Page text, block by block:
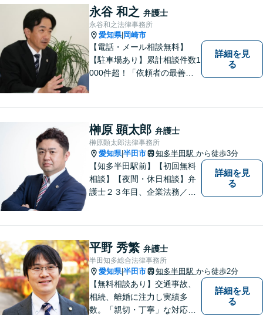
ています。 暮らしのトラブ
ル、まずはご相談ください。
永谷 和之 弁護士
永谷和之法律事務所
愛知県| 岡崎市
【電話・メール相談無料】
【駐車場あり】累計相談件数1
000件超！「依頼者の最善の
トな解決を考え抜きます。お
気軽にご相談ください！【完
全個室対応】
詳細を見
る
榊原 顕太郎 弁護士
榊原顕太郎法律事務所
愛知県|半田市 知多半田駅 から徒歩3分
【知多半田駅前】【初回無料
相談】【夜間・休日相談】弁
護士２３年目、企業法務／交
護士が、事業経営を強力サポ
ートいたします！【ネット予
約可】【駐車場あり】【見積
無料】
詳細を見
る
平野 秀繁 弁護士
半田知多総合法律事務所
愛知県|半田市 知多半田駅 から徒歩2分
【無料相談あり】交通事故、
相続、離婚に注力し実績多
数。「親切・丁寧」な対応
詳細を見
る